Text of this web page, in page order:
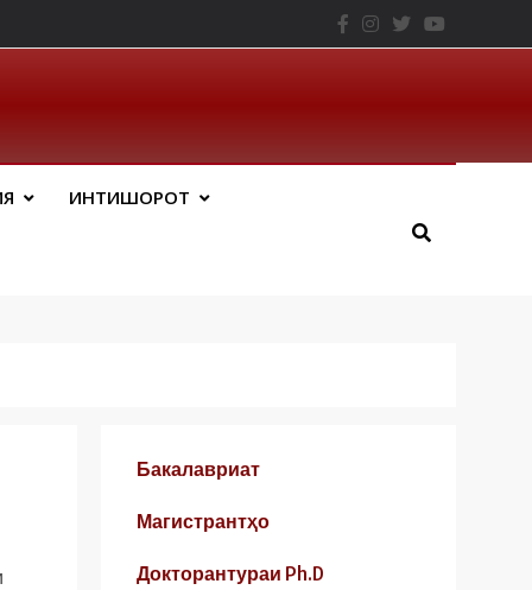
ИНТИШОРОТ
Бакалавриат
Магистрантҳо
Докторантураи Ph.D